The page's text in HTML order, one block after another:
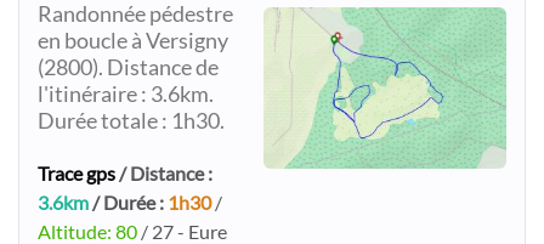
Randonnée pédestre
en boucle à Versigny
(2800). Distance de
l'itinéraire : 3.6km.
Durée totale : 1h30.
Trace gps/ Distance :
3.6km/ Durée : 1h30/
Altitude: 80 / 27 - Eure